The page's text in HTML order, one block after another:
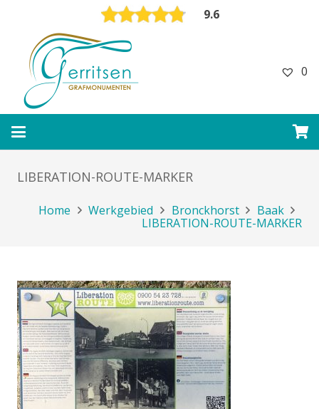
9.6
0
LIBERATION-ROUTE-MARKER
Home Werkgebied Bronckhorst
Baak
LIBERATION-ROUTE-MARKER